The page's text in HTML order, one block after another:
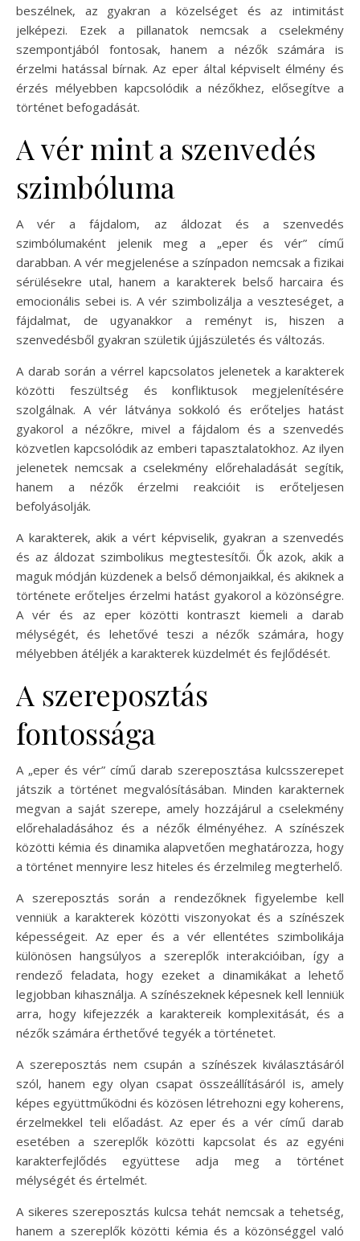
beszélnek, az gyakran a közelséget és az intimitást
jelképezi. Ezek a pillanatok nemcsak a cselekmény
szempontjából fontosak, hanem a nézők számára is
érzelmi hatással bírnak. Az eper által képviselt élmény és
érzés mélyebben kapcsolódik a nézőkhez, elősegítve a
történet befogadását.
A vér mint a szenvedés
szimbóluma
A vér a fájdalom, az áldozat és a szenvedés
szimbólumaként jelenik meg a „eper és vér” című
darabban. A vér megjelenése a színpadon nemcsak a fizikai
sérülésekre utal, hanem a karakterek belső harcaira és
emocionális sebei is. A vér szimbolizálja a veszteséget, a
fájdalmat, de ugyanakkor a reményt is, hiszen a
szenvedésből gyakran születik újjászületés és változás.
A darab során a vérrel kapcsolatos jelenetek a karakterek
közötti feszültség és konfliktusok megjelenítésére
szolgálnak. A vér látványa sokkoló és erőteljes hatást
gyakorol a nézőkre, mivel a fájdalom és a szenvedés
közvetlen kapcsolódik az emberi tapasztalatokhoz. Az ilyen
jelenetek nemcsak a cselekmény előrehaladását segítik,
hanem a nézők érzelmi reakcióit is erőteljesen
befolyásolják.
A karakterek, akik a vért képviselik, gyakran a szenvedés
és az áldozat szimbolikus megtestesítői. Ők azok, akik a
maguk módján küzdenek a belső démonjaikkal, és akiknek a
története erőteljes érzelmi hatást gyakorol a közönségre.
A vér és az eper közötti kontraszt kiemeli a darab
mélységét, és lehetővé teszi a nézők számára, hogy
mélyebben átéljék a karakterek küzdelmét és fejlődését.
A szereposztás
fontossága
A „eper és vér” című darab szereposztása kulcsszerepet
játszik a történet megvalósításában. Minden karakternek
megvan a saját szerepe, amely hozzájárul a cselekmény
előrehaladásához és a nézők élményéhez. A színészek
közötti kémia és dinamika alapvetően meghatározza, hogy
a történet mennyire lesz hiteles és érzelmileg megterhelő.
A szereposztás során a rendezőknek figyelembe kell
venniük a karakterek közötti viszonyokat és a színészek
képességeit. Az eper és a vér ellentétes szimbolikája
különösen hangsúlyos a szereplők interakcióiban, így a
rendező feladata, hogy ezeket a dinamikákat a lehető
legjobban kihasználja. A színészeknek képesnek kell lenniük
arra, hogy kifejezzék a karaktereik komplexitását, és a
nézők számára érthetővé tegyék a történetet.
A szereposztás nem csupán a színészek kiválasztásáról
szól, hanem egy olyan csapat összeállításáról is, amely
képes együttműködni és közösen létrehozni egy koherens,
érzelmekkel teli előadást. Az eper és a vér című darab
esetében a szereplők közötti kapcsolat és az egyéni
karakterfejlődés együttese adja meg a történet
mélységét és értelmét.
A sikeres szereposztás kulcsa tehát nemcsak a tehetség,
hanem a szereplők közötti kémia és a közönséggel való